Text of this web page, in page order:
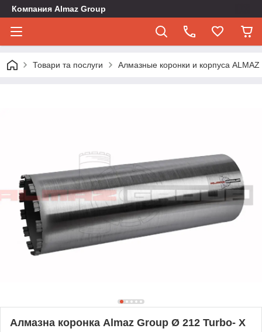
Компания Almaz Group
Товари та послуги Алмазные коронки и корпуса ALMAZ
Алмазна коронка Almaz Group Ø 212 Turbo- X